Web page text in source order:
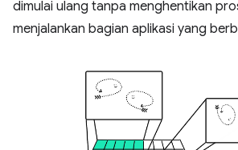
dimulai ulang tanpa menghentikan
menjalankan bagian aplikasi yang